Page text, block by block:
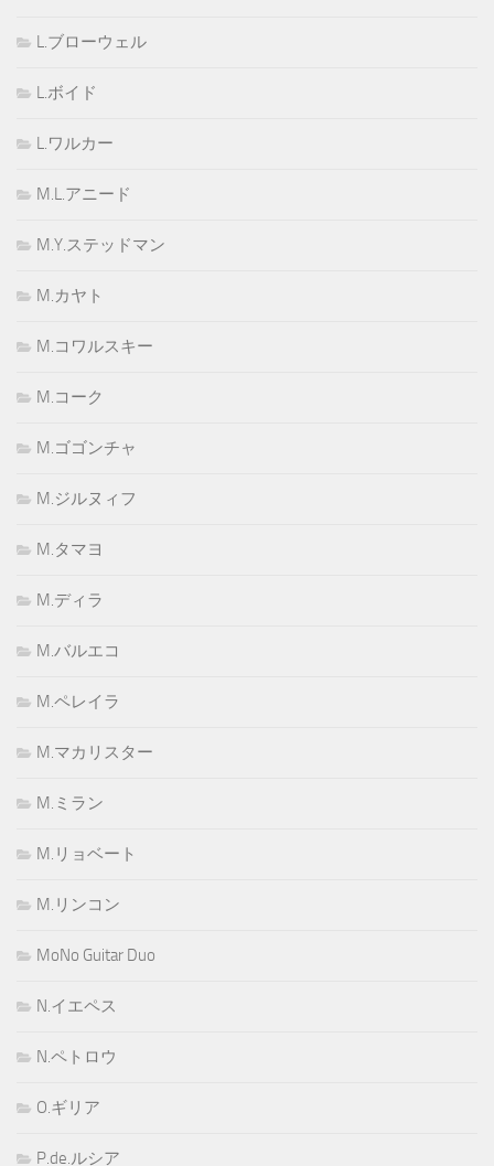
L.ブローウェル
L.ボイド
L.ワルカー
M.L.アニード
M.Y.ステッドマン
M.カヤト
M.コワルスキー
M.コーク
M.ゴゴンチャ
M.ジルヌィフ
M.タマヨ
M.ディラ
M.バルエコ
M.ペレイラ
M.マカリスター
M.ミラン
M.リョベート
M.リンコン
MoNo Guitar Duo
N.イエペス
N.ペトロウ
O.ギリア
P.de.ルシア